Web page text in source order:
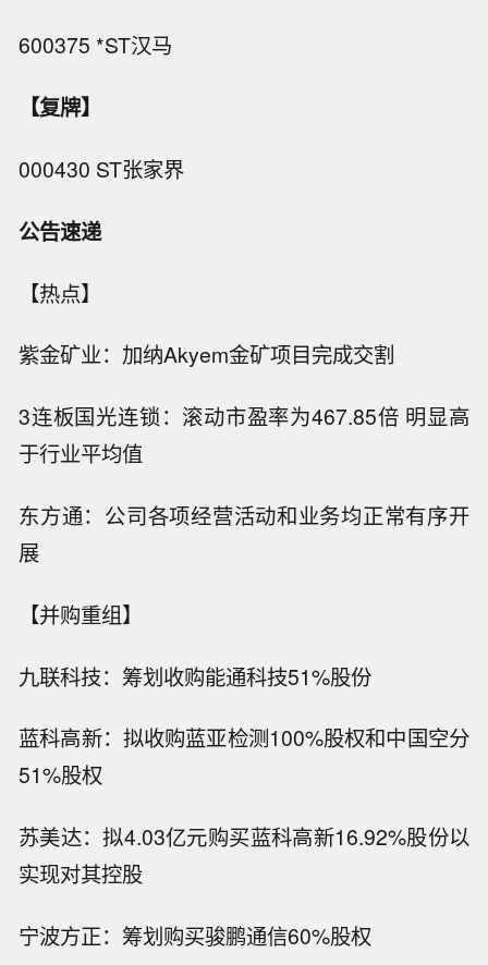
600375 *ST汉马
【复牌】
000430 ST张家界
公告速递
【热点】
紫金矿业：加纳Akyem金矿项目完成交割
3连板国光连锁：滚动市盈率为467.85倍 明显高
于行业平均值
东方通：公司各项经营活动和业务均正常有序开
展
【并购重组】
九联科技：筹划收购能通科技51%股份
蓝科高新：拟收购蓝亚检测100%股权和中国空分
51%股权
苏美达：拟4.03亿元购买蓝科高新16.92%股份以
实现对其控股
宁波方正：筹划购买骏鹏通信60%股权